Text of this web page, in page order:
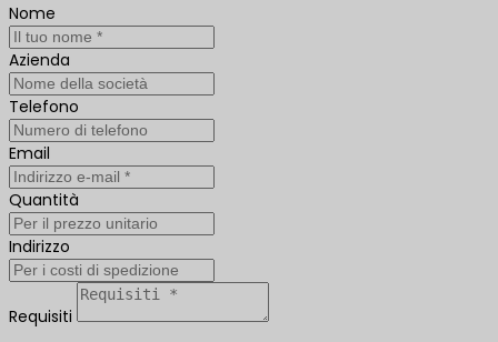
Nome
Azienda
Telefono
Email
Quantità
Indirizzo
Requisiti